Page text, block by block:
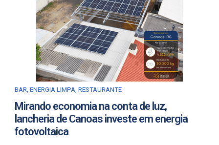
BAR,ENERGIA LIMPA,RESTAURANTE
Mirando economia na conta de luz,
lancheria de Canoas investe em energia
fotovoltaica